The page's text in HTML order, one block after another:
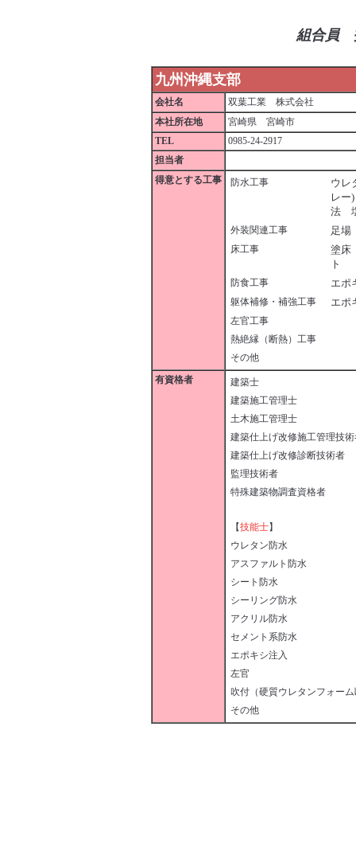
組合員
九州沖縄支部
会社名
双葉工業 株式会社
本社所在地
宮崎県 宮崎市
TEL
0985-24-2917
担当者
得意とする工事
防水工事
ウレ
レ
法
外装関連工事 足
床工事
塗
ト
防食工事 エ
躯体補修・補強工事 エ
左官工事
熱絶縁（断熱）工事
その他
有資格者
建築士
建築施工管理士
土木施工管理士
建築仕上げ改修施工管理技
建築仕上げ改修診断技術者
監理技術者
特殊建築物調査資格者
【技能士】
ウレタン防水
アスファルト防水
シート防水
シーリング防水
アクリル防水
セメント系防水
エポキシ注入
左官
吹付（硬質ウレタンフォー
その他